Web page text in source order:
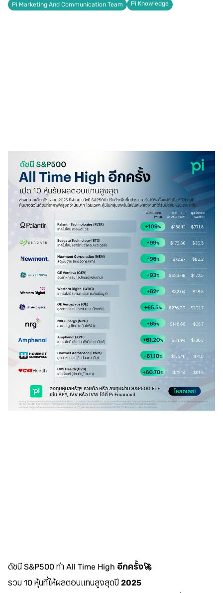
Pi Marketing And Communication Team Pi Knowledge
ดัชนี S&P500 ทำ All Time High อีกครั้ง🚀
รวม 10 หุ้นที่ให้ผลตอบแทนสูงสุดปี 2025